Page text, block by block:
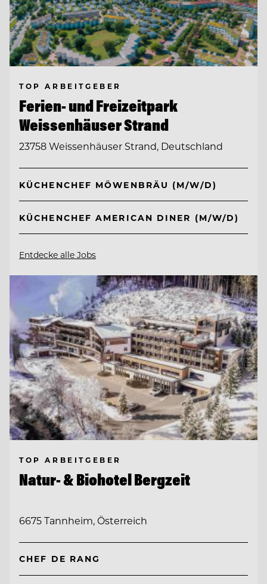
TOP ARBEITGEBER
Ferien- und Freizeitpark
Weissenhäuser Strand
23758 Weissenhäuser Strand, Deutschland
KÜCHENCHEF MÖWENBRÄU (M/W/D)
KÜCHENCHEF AMERICAN DINER (M/W/D)
Entdecke alle Jobs
TOP ARBEITGEBER
Natur- & Biohotel Bergzeit
6675 Tannheim, Österreich
CHEF DE RANG